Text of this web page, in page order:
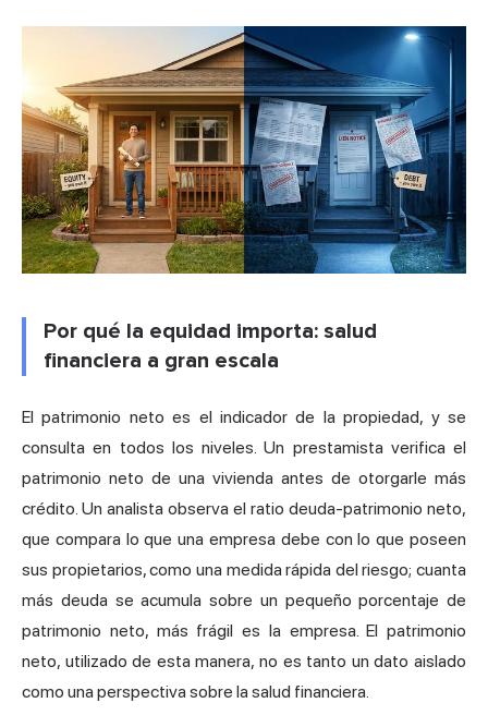
Por qué la equidad importa: salud
financiera a gran escala
El patrimonio neto es el indicador de la propiedad, y se
consulta en todos los niveles. Un prestamista verifica el
patrimonio neto de una vivienda antes de otorgarle más
crédito. Un analista observa el ratio deuda-patrimonio neto,
que compara lo que una empresa debe con lo que poseen
sus propietarios, como una medida rápida del riesgo; cuanta
más deuda se acumula sobre un pequeño porcentaje de
patrimonio neto, más frágil es la empresa. El patrimonio
neto, utilizado de esta manera, no es tanto un dato aislado
como una perspectiva sobre la salud financiera.